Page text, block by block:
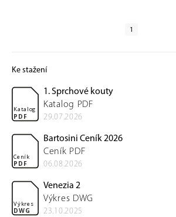
1
Ke stažení
Katalog
PDF
1. Sprchové kouty
Katalog PDF
29.07.2026
Ceník
PDF
Bartosini Ceník 2026
Ceník PDF
06.08.2026
Výkres
DWG
Venezia 2
Výkres DWG
23.10.2025